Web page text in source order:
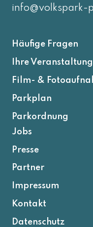
info@volkspark-
Häufige Fragen
Ihre
Film- &
Parkplan
Parkordnung
Jobs
Presse
Partner
Impressum
Kontakt
Datenschutz